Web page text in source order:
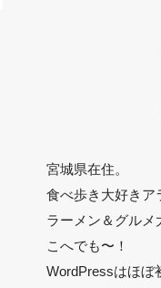
宮城県在住。
食べ歩き大好きア
ラーメン＆グル
こへでも〜！
WordPressはほぼ